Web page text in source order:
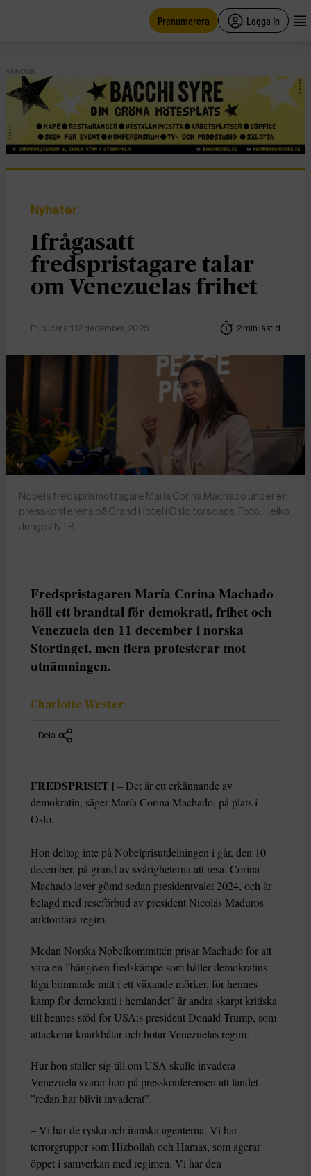
Prenumerera Logga in
ANNONS
Nyheter
Ifrågasatt
fredspristagare talar
om Venezuelas frihet
Publicerad 12 december, 2025 2 min lästid
Nobels fredsprismottagare Maria Corina Machado under en
presskonferens på Grand Hotel i Oslo torsdags. Foto: Heiko
Junge / NTB
Fredspristagaren María Corina Machado
höll ett brandtal för demokrati, frihet och
Venezuela den 11 december i norska
Stortinget, men flera protesterar mot
utnämningen.
Charlotte Wester
Dela
FREDSPRISET | – Det är ett erkännande av
demokratin, säger María Corina Machado, på plats i
Oslo.
Hon deltog inte på Nobelprisutdelningen i går, den 10
december, på grund av svårigheterna att resa. Corina
Machado lever gömd sedan presidentvalet 2024, och är
belagd med reseförbud av president Nicolás Maduros
auktoritära regim.
Medan Norska Nobelkommittén prisar Machado för att
vara en ”hängiven fredskämpe som håller demokratins
låga brinnande mitt i ett växande mörker, för hennes
kamp för demokrati i hemlandet” är andra skarpt kritiska
till hennes stöd för USA:s president Donald Trump, som
attackerar knarkbåtar och hotar Venezuelas regim.
Hur hon ställer sig till om USA skulle invadera
Venezuela svarar hon på presskonferensen att landet
”redan har blivit invaderat”.
– Vi har de ryska och iranska agenterna. Vi har
terrorgrupper som Hizbollah och Hamas, som agerar
öppet i samverkan med regimen. Vi har den